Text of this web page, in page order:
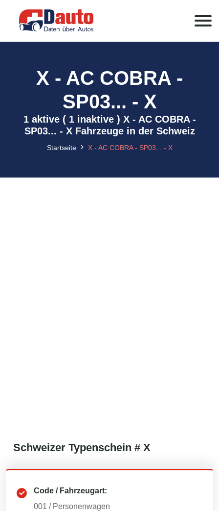
X - AC COBRA -
SP03... - X
1 aktive ( 1 inaktive ) X - AC COBRA -
SP03... - X Fahrzeuge in der Schweiz
Startseite X - AC COBRA - SP03... - X
Schweizer Typenschein # X
Code / Fahrzeugart:
001 / Personenwagen